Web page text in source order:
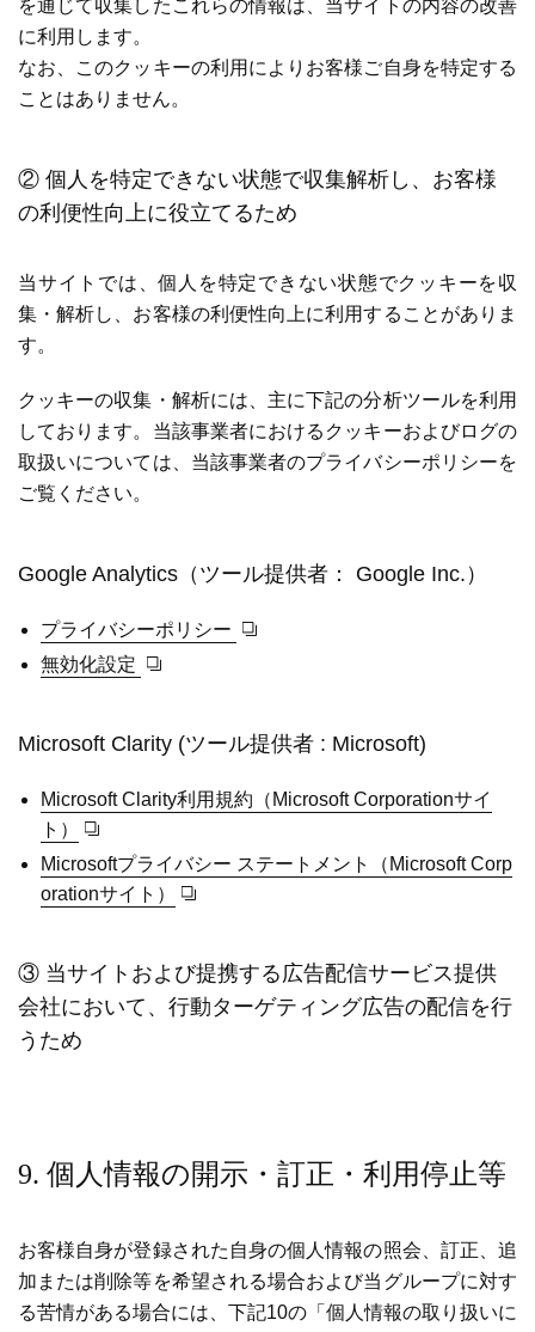
を通じて収集したこれらの情報は、当サイトの内容の改善
に利用します。
なお、このクッキーの利用によりお客様ご自身を特定する
ことはありません。
② 個人を特定できない状態で収集解析し、お客様
の利便性向上に役立てるため
当サイトでは、個人を特定できない状態でクッキーを収
集・解析し、お客様の利便性向上に利用することがありま
す。
クッキーの収集・解析には、主に下記の分析ツールを利用
しております。当該事業者におけるクッキーおよびログの
取扱いについては、当該事業者のプライバシーポリシーを
ご覧ください。
Google Analytics（ツール提供者： Google Inc.）
プライバシーポリシー
無効化設定
Microsoft Clarity (ツール提供者 : Microsoft)
Microsoft Clarity利用規約（Microsoft Corporationサイ
ト）
Microsoftプライバシー ステートメント（Microsoft Corp
orationサイト）
③ 当サイトおよび提携する広告配信サービス提供
会社において、行動ターゲティング広告の配信を行
うため
9. 個人情報の開示・訂正・利用停止等
お客様自身が登録された自身の個人情報の照会、訂正、追
加または削除等を希望される場合および当グループに対す
る苦情がある場合には、下記10の「個人情報の取り扱いに